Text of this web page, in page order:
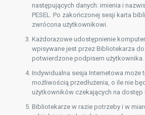
następujących danych: imienia i
PESEL. Po zakończonej sesji karta
zwrócona użytkownikowi.
Każdorazowe udostępnienie
wpisywane jest przez Bibliotekarza do
potwierdzone podpisem użytkownika.
Indywidualna sesja Internetowa może
możliwością przedłużenia, o ile nie
użytkowników czekających na
Bibliotekarze w razie potrzeby i w